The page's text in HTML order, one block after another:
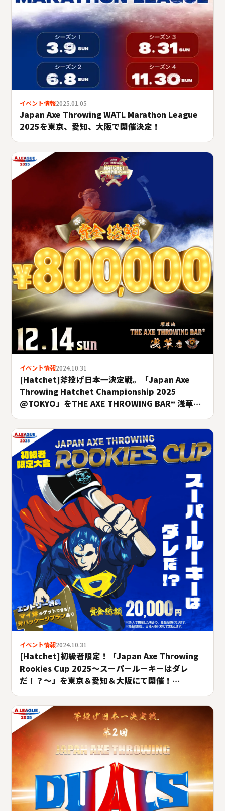
イベント情報2025.01.05
Japan Axe Throwing WATL Marathon League
2025を東京、愛知、大阪で開催決定！
イベント情報2024.10.31
[Hatchet]斧投げ日本一決定戦。「Japan Axe
Throwing Hatchet Championship 2025
@TOKYO」をTHE AXE THROWING BAR®︎ 浅草店
#A.LEAGUE2025
イベント情報2024.10.31
[Hatchet]初級者限定！「Japan Axe Throwing
Rookies Cup 2025〜スーパールーキーはダレ
だ！？〜」を東京＆愛知＆大阪にて開催！